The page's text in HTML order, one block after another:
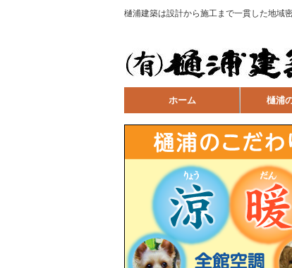
樋浦建築は設計から施工まで一貫した地域
ホーム 樋浦